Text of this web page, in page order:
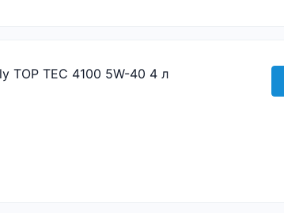
TOP TEC 4100 5W-40 4 л